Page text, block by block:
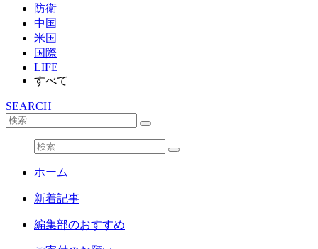
防衛
中国
米国
国際
LIFE
すべて
SEARCH
ホーム
新着記事
編集部のおすすめ